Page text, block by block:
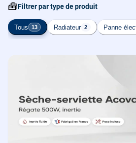
🧰Filtrer par type de produit
Tous 13 Radiateur 2 Panne